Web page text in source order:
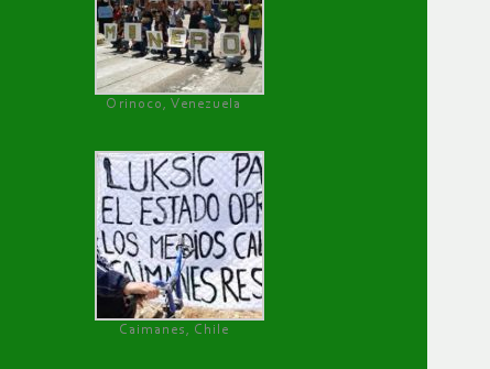
Orinoco, Venezuela
Caimanes, Chile